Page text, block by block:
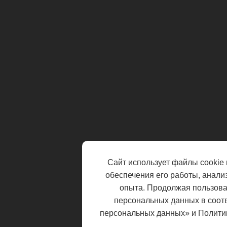
Сайт использует файлы cookie
обеспечения его работы,
опыта. Продолжая
персональных данных в
персональных данных» и